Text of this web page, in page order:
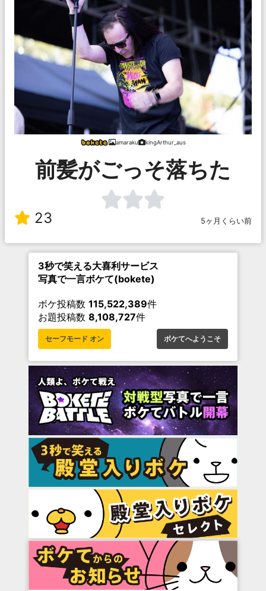
amaraku kingArthur_aus
前髪がごっそ落ちた
23 5ヶ月くらい前
3秒で笑える大喜利サービス
写真で一言ボケて(bokete)
ボケ投稿数 115,522,389件
お題投稿数 8,108,727件
セーフモード オン ボケてへようこそ